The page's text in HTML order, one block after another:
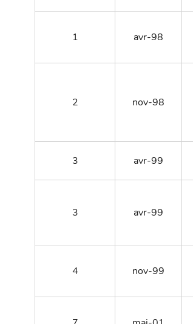
1 avr-98
2 nov-98
3 avr-99
3 avr-99
4 nov-99